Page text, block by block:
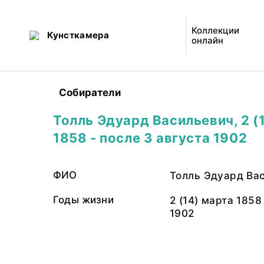
Кунсткамера
Коллекции
онлайн
Собиратели
Толль Эдуард Васильевич, 2
1858 - после 3 августа 1902
ФИО Толль Эдуард
Годы жизни
2 (14) марта
1902